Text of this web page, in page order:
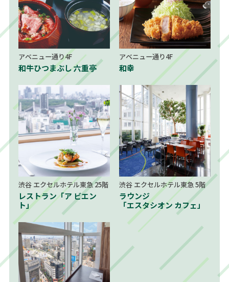
アベニュー通り4F
和牛ひつまぶし 六重亭
アベニュー通り4F
和幸
渋谷 エクセルホテル東急 25階
レストラン「ア ビエン
ト」
渋谷 エクセルホテル東急 5階
ラウンジ
「エスタシオン カフェ」